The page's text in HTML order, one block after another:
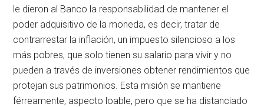
le dieron al Banco la responsabilidad de mantener el
poder adquisitivo de la moneda, es decir, tratar de
contrarrestar la inflación, un impuesto silencioso a los
más pobres, que solo tienen su salario para vivir y no
pueden a través de inversiones obtener rendimientos que
protejan sus patrimonios. Esta misión se mantiene
férreamente, aspecto loable, pero que se ha distanciado